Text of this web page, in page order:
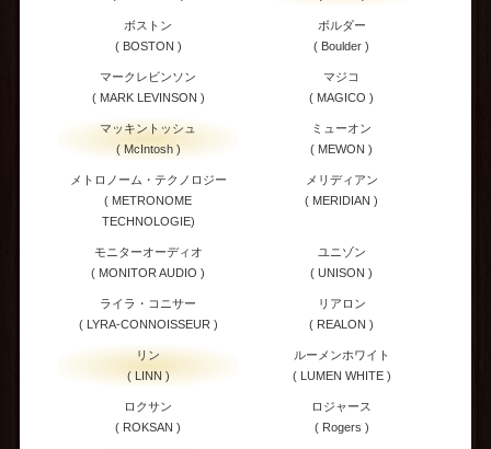
ボストン
( BOSTON )
ボルダー
( Boulder )
マークレビンソン
( MARK LEVINSON )
マジコ
( MAGICO )
マッキントッシュ
( McIntosh )
ミューオン
( MEWON )
メトロノーム・テクノロジー
( METRONOME
TECHNOLOGIE)
メリディアン
( MERIDIAN )
モニターオーディオ
( MONITOR AUDIO )
ユニゾン
( UNISON )
ライラ・コニサー
( LYRA-CONNOISSEUR )
リアロン
( REALON )
リン
( LINN )
ルーメンホワイト
( LUMEN WHITE )
ロクサン
( ROKSAN )
ロジャース
( Rogers )